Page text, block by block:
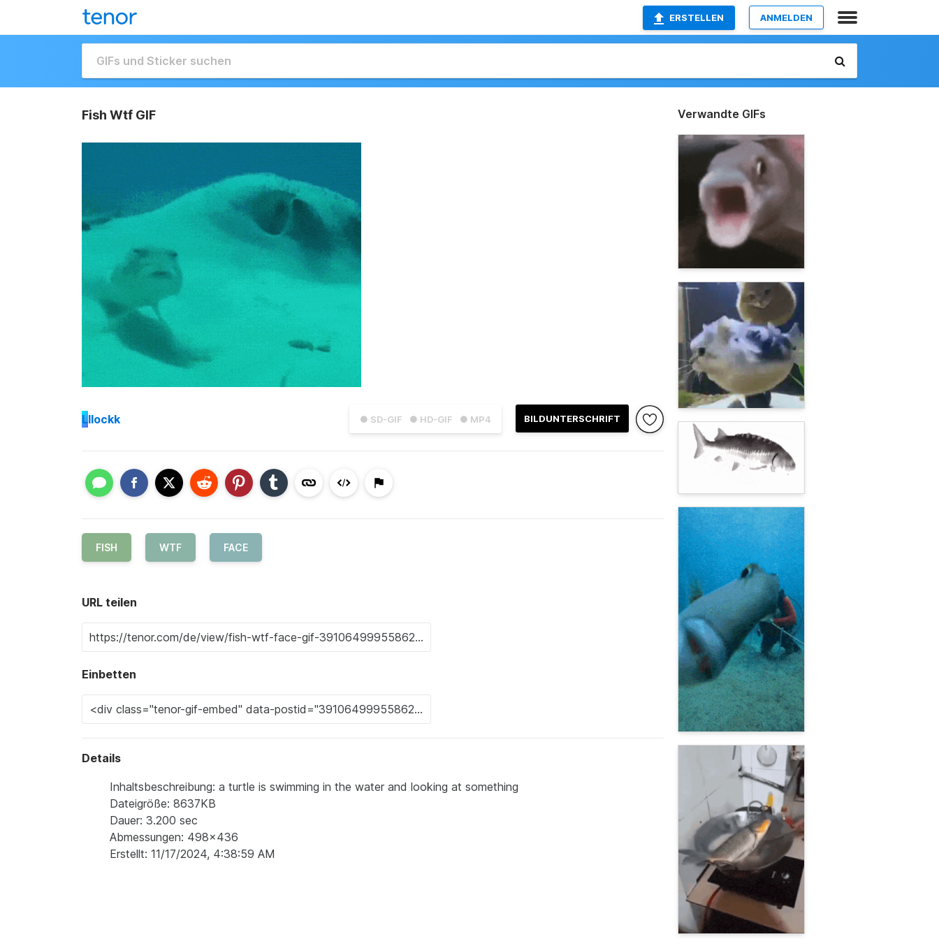
ERSTELLEN ANMELDEN
Fish Wtf GIF
● SD-GIF ● HD-GIF ● MP4 BILDUNTERSCHRIFT
Lllockk
FISH WTF FACE
URL teilen
Einbetten
Details
Inhaltsbeschreibung: a turtle is swimming in the water and looking at something
Dateigröße: 8637KB
Dauer: 3.200 sec
Abmessungen: 498x436
Erstellt: 11/17/2024, 4:38:59 AM
Verwandte GIFs